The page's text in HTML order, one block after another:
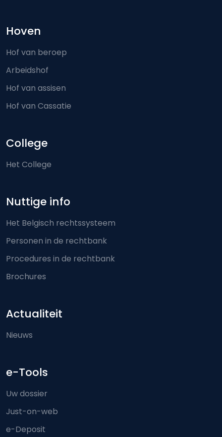
Hoven
Hof van beroep
Arbeidshof
Hof van assisen
Hof van Cassatie
College
Het College
Nuttige info
Het Belgisch rechtssysteem
Personen in de rechtbank
Procedures in de rechtbank
Brochures
Actualiteit
Nieuws
e-Tools
Uw dossier
Just-on-web
e-Deposit